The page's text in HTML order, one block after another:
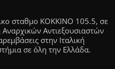
σταθμο ΚΟΚΚΙΝΟ 105.5, σε
Αντιεξουσιαστών
στην Ιταλική
σε όλη την Ελλάδα.